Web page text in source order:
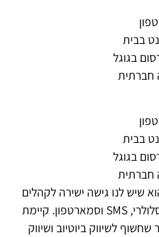
שיש לנו גישה ישירה לקהלים
מבוגרים יותר באמצעות שיווק סלולרי, SMS וסמארטפון. קיימת
לשיווק ביוטיוב ושיווק